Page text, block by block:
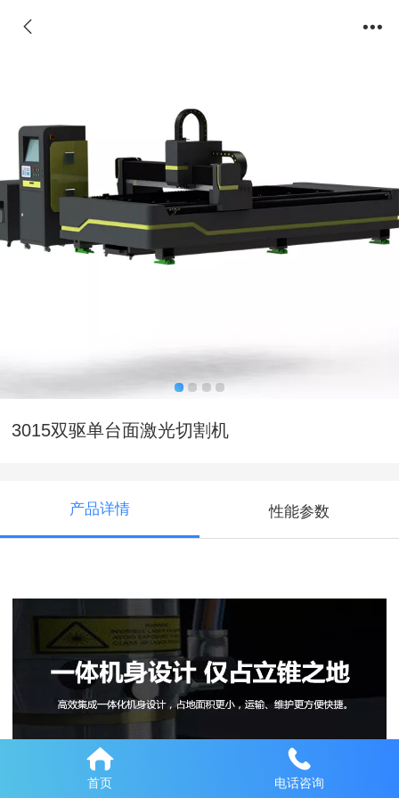
3015双驱单台面激光切割机
产品详情 性能参数
之地
首页 电话咨询